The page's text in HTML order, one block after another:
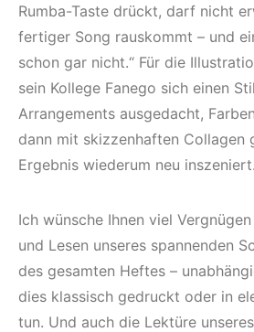
Rumba-Taste drückt, darf nicht
fertiger Song rauskommt – und
schon gar nicht.“ Für die
sein Kollege Fanego sich einen
Arrangements ausgedacht,
dann mit skizzenhaften Collagen
Ergebnis wiederum neu
Ich wünsche Ihnen viel
und Lesen unseres spannenden
des gesamten Heftes –
dies klassisch gedruckt oder in
tun. Und auch die Lektüre